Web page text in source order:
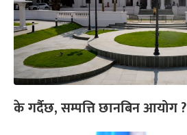
के गर्दैछ, सम्पत्ति छानबिन आयोग ?